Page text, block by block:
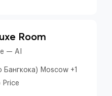
Room
— AI
Бангкока) Moscow +1
Price